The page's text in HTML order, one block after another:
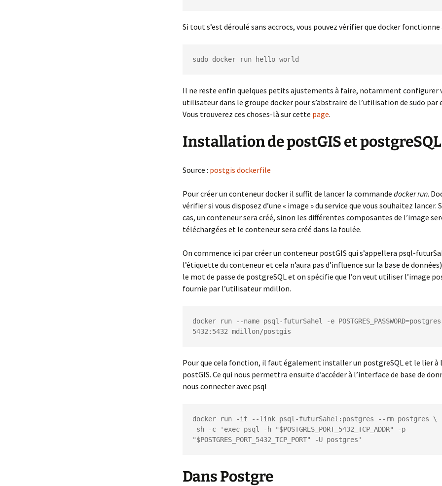
Si tout s’est déroulé sans accrocs, vous pouvez vérifier que docker fonctionne
sudo docker run hello-world
Il ne reste enfin quelques petits ajustements à faire, notamment configurer
utilisateur dans le groupe docker pour s’abstraire de l’utilisation de sudo par
Vous trouverez ces choses-là sur cette page.
Installation de postGIS et postgreSQL
Source : postgis dockerfile
Pour créer un conteneur docker il suffit de lancer la commande docker run.
vérifier si vous disposez d’une « image » du service que vous souhaitez lancer.
cas, un conteneur sera créé, sinon les différentes composantes de l’image
téléchargées et le conteneur sera créé dans la foulée.
On commence ici par créer un conteneur postGIS qui s’appellera psql-
l’étiquette du conteneur et cela n’aura pas d’influence sur la base de
le mot de passe de postgreSQL et on spécifie que l’on veut utiliser l’image
fournie par l’utilisateur mdillon.
docker run --name psql-futurSahel -e
5432:5432 mdillon/postgis
Pour que cela fonction, il faut également installer un postgreSQL et le lier à
postGIS. Ce qui nous permettra ensuite d’accéder à l’interface de base de
nous connecter avec psql
docker run -it --link psql-futurSahel:postgres --rm postgres \
"$POSTGRES_PORT_5432_TCP_PORT" -U postgres'
Dans Postgre